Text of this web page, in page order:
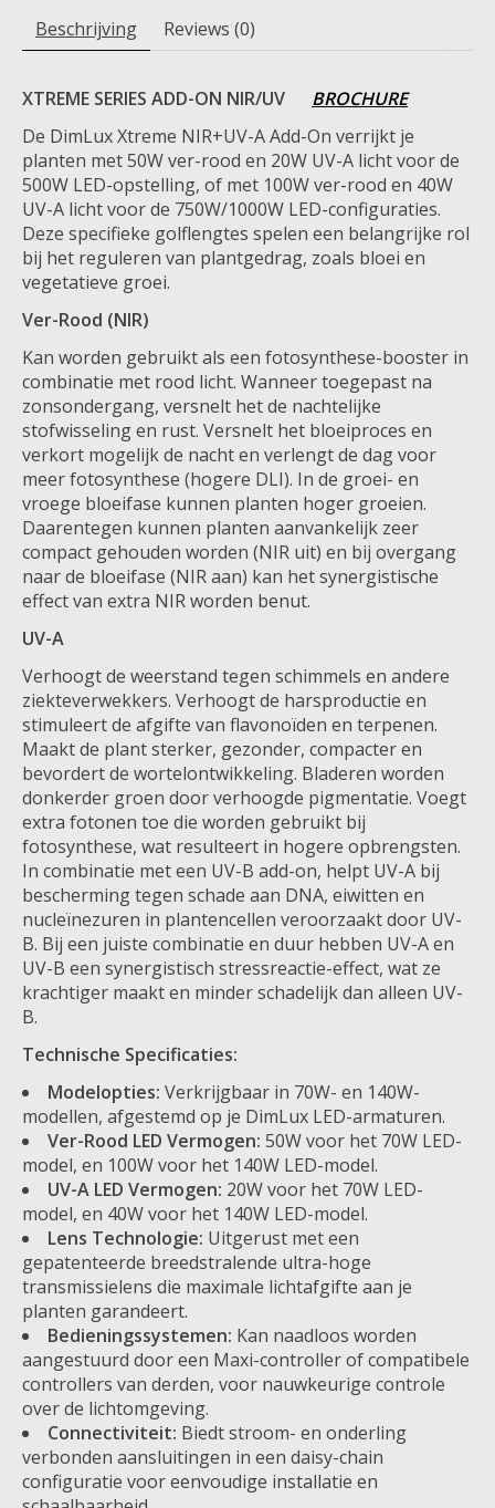
Beschrijving Reviews (0)
XTREME SERIES ADD-ON NIR/UV BROCHURE
De DimLux Xtreme NIR+UV-A Add-On verrijkt je
planten met 50W ver-rood en 20W UV-A licht voor de
500W LED-opstelling, of met 100W ver-rood en 40W
UV-A licht voor de 750W/1000W LED-configuraties.
Deze specifieke golflengtes spelen een belangrijke rol
bij het reguleren van plantgedrag, zoals bloei en
vegetatieve groei.
Ver-Rood (NIR)
Kan worden gebruikt als een fotosynthese-booster in
combinatie met rood licht. Wanneer toegepast na
zonsondergang, versnelt het de nachtelijke
stofwisseling en rust. Versnelt het bloeiproces en
verkort mogelijk de nacht en verlengt de dag voor
meer fotosynthese (hogere DLI). In de groei- en
vroege bloeifase kunnen planten hoger groeien.
Daarentegen kunnen planten aanvankelijk zeer
compact gehouden worden (NIR uit) en bij overgang
naar de bloeifase (NIR aan) kan het synergistische
effect van extra NIR worden benut.
UV-A
Verhoogt de weerstand tegen schimmels en andere
ziekteverwekkers. Verhoogt de harsproductie en
stimuleert de afgifte van flavonoïden en terpenen.
Maakt de plant sterker, gezonder, compacter en
bevordert de wortelontwikkeling. Bladeren worden
donkerder groen door verhoogde pigmentatie. Voegt
extra fotonen toe die worden gebruikt bij
fotosynthese, wat resulteert in hogere opbrengsten.
In combinatie met een UV-B add-on, helpt UV-A bij
bescherming tegen schade aan DNA, eiwitten en
nucleïnezuren in plantencellen veroorzaakt door UV-
B. Bij een juiste combinatie en duur hebben UV-A en
UV-B een synergistisch stressreactie-effect, wat ze
krachtiger maakt en minder schadelijk dan alleen UV-
B.
Technische Specificaties:
Modelopties: Verkrijgbaar in 70W- en 140W-
modellen, afgestemd op je DimLux LED-armaturen.
Ver-Rood LED Vermogen: 50W voor het 70W LED-
model, en 100W voor het 140W LED-model.
UV-A LED Vermogen: 20W voor het 70W LED-
model, en 40W voor het 140W LED-model.
Lens Technologie: Uitgerust met een
gepatenteerde breedstralende ultra-hoge
transmissielens die maximale lichtafgifte aan je
planten garandeert.
Bedieningssystemen: Kan naadloos worden
aangestuurd door een Maxi-controller of compatibele
controllers van derden, voor nauwkeurige controle
over de lichtomgeving.
Connectiviteit: Biedt stroom- en onderling
verbonden aansluitingen in een daisy-chain
configuratie voor eenvoudige installatie en